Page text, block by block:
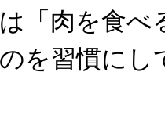
「肉を食べ
を習慣にし